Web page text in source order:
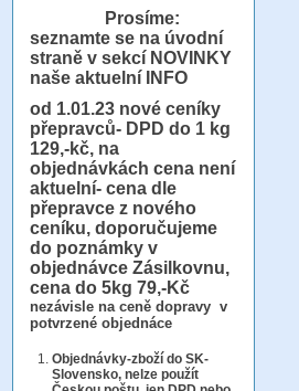
Prosíme:
seznamte se na úvodní
straně v sekcí NOVINKY
naše aktuelní INFO
od 1.01.23 nové ceníky
přepravců- DPD do 1 kg
129,-kč, na
objednávkách cena není
aktuelní- cena dle
přepravce z nového
ceníku, doporučujeme
do poznámky v
objednávce Zásilkovnu,
cena do 5kg 79,-Kč
nezávisle na ceně dopravy v
potvrzené objednáce
Objednávky-zboží do SK-
Slovensko, nelze použít